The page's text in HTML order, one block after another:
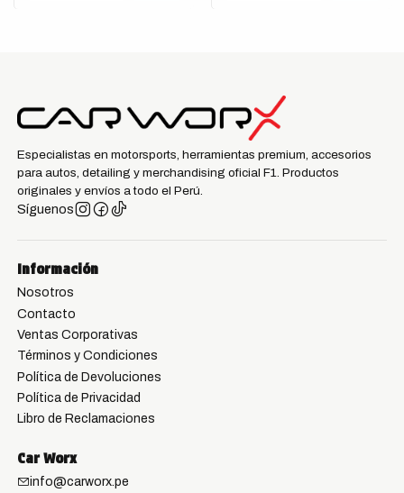
Especialistas en motorsports, herramientas premium, accesorios
para autos, detailing y merchandising oficial F1. Productos
originales y envíos a todo el Perú.
Síguenos
Información
Nosotros
Contacto
Ventas Corporativas
Términos y Condiciones
Política de Devoluciones
Política de Privacidad
Libro de Reclamaciones
Car Worx
info@carworx.pe